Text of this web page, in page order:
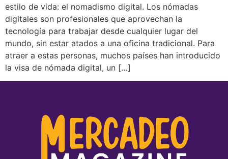
estilo de vida: el nomadismo digital. Los nómadas
digitales son profesionales que aprovechan la
tecnología para trabajar desde cualquier lugar del
mundo, sin estar atados a una oficina tradicional. Para
atraer a estas personas, muchos países han introducido
la visa de nómada digital, un […]